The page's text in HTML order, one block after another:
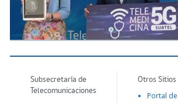
Subsecretaría de
Telecomunicaciones
Otros
Portal